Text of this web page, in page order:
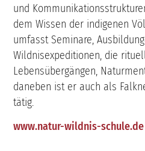
und
dem Wissen der indigenen
umfasst Seminare,
Wildnisexpeditionen, die
Lebensübergängen,
daneben ist er auch als
tätig.
www.natur-wildnis-schule.de